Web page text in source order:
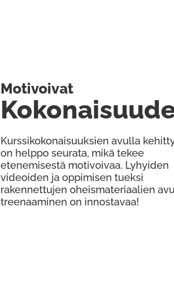
Kurssikokonaisuuksien avulla
on helppo seurata, mikä tekee
etenemisestä motivoivaa. Lyhyiden
videoiden ja oppimisen tueksi
rakennettujen oheismateriaalien
treenaaminen on innostavaa!
Motivoivat